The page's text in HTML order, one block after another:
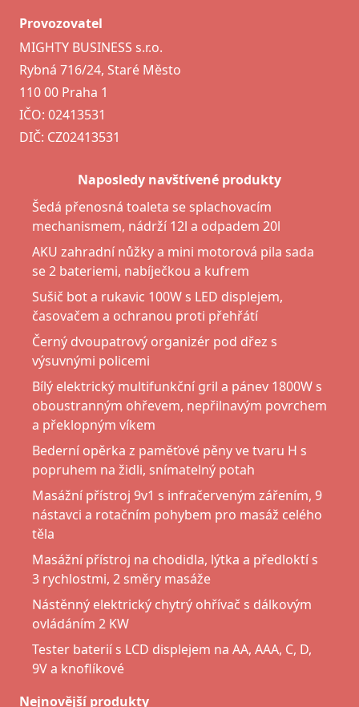
Provozovatel
MIGHTY BUSINESS s.r.o.
Rybná 716/24, Staré Město
110 00 Praha 1
IČO: 02413531
DIČ: CZ02413531
Naposledy navštívené produkty
Šedá přenosná toaleta se splachovacím
mechanismem, nádrží 12l a odpadem 20l
AKU zahradní nůžky a mini motorová pila sada
se 2 bateriemi, nabíječkou a kufrem
Sušič bot a rukavic 100W s LED displejem,
časovačem a ochranou proti přehřátí
Černý dvoupatrový organizér pod dřez s
výsuvnými policemi
Bílý elektrický multifunkční gril a pánev 1800W s
oboustranným ohřevem, nepřilnavým povrchem
a překlopným víkem
Bederní opěrka z paměťové pěny ve tvaru H s
popruhem na židli, snímatelný potah
Masážní přístroj 9v1 s infračerveným zářením, 9
nástavci a rotačním pohybem pro masáž celého
těla
Masážní přístroj na chodidla, lýtka a předloktí s
3 rychlostmi, 2 směry masáže
Nástěnný elektrický chytrý ohřívač s dálkovým
ovládáním 2 KW
Tester baterií s LCD displejem na AA, AAA, C, D,
9V a knoflíkové
Nejnovější produkty